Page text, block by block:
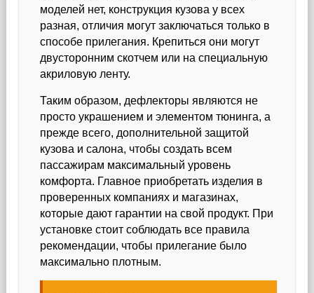
моделей нет, конструкция кузова у всех
разная, отличия могут заключаться только в
способе прилегания. Крепиться они могут
двусторонним скотчем или на специальную
акриловую ленту.
Таким образом, дефлекторы являются не
просто украшением и элементом тюнинга, а
прежде всего, дополнительной защитой
кузова и салона, чтобы создать всем
пассажирам максимальный уровень
комфорта. Главное приобретать изделия в
проверенных компаниях и магазинах,
которые дают гарантии на свой продукт. При
установке стоит соблюдать все правила
рекомендации, чтобы прилегание было
максимально плотным.